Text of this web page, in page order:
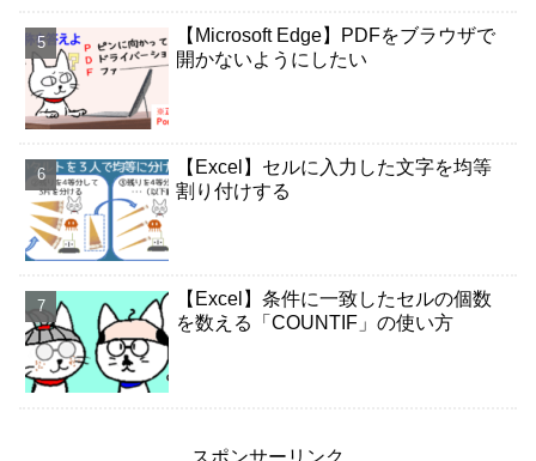
【Microsoft Edge】PDFをブラウザで
開かないようにしたい
【Excel】セルに入力した文字を均等
割り付けする
【Excel】条件に一致したセルの個数
を数える「COUNTIF」の使い方